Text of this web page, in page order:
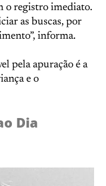
o registro imediato.
as buscas, por
informa.
pela apuração é a
e o
Dia